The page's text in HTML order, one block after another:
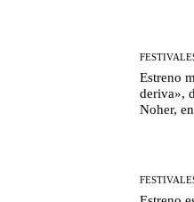
Estreno
deriva»,
Noher,